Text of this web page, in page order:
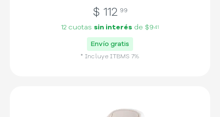
$ 112 99
12 cuotas sin interés de $9 41
Envío gratis
* IncluyeITBMS 7%